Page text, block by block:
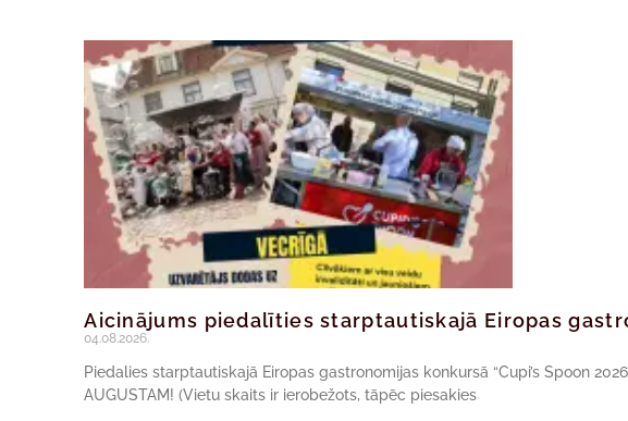
Aicinājums piedalīties starptautiskajā Eiropas
04.08.2026.
Piedalies starptautiskajā Eiropas gastronomijas konkursā “Cupi’s Spoon
AUGUSTAM! (Vietu skaits ir ierobežots, tāpēc piesakies